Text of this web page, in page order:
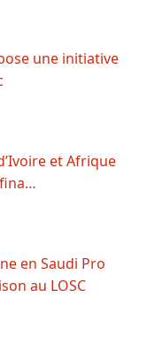
une initiative
et Afrique
en Saudi Pro
au LOSC